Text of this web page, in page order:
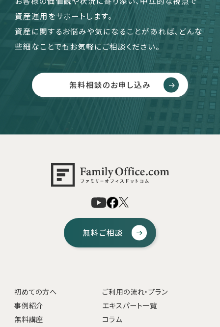
資産運用をサポートします。
資産に関するお悩みや気になることがあれば、どんな
些細なことでもお気軽にご相談ください。
無料相談のお申し込み
無料ご相談
初めての方へ
ご利用の流れ・プラン
事例紹介
エキスパート一覧
無料講座
コラム